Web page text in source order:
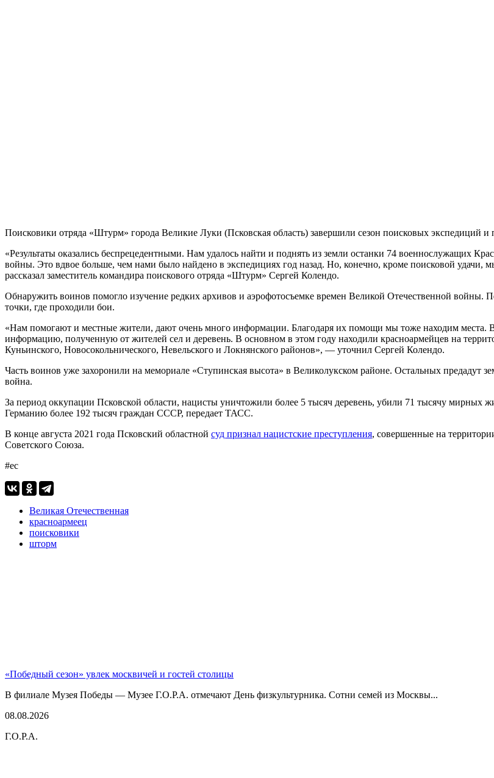
Поисковики отряда «Штурм» города Великие Луки (Псковская область) завершили сезон поисковых экспедиций и
«Результаты оказались беспрецедентными. Нам удалось найти и поднять из земли останки 74 военнослужащих
войны. Это вдвое больше, чем нами было найдено в экспедициях год назад. Но, конечно, кроме поисковой
рассказал заместитель командира поискового отряда «Штурм» Сергей Колендо.
Обнаружить воинов помогло изучение редких архивов и аэрофотосъемке времен Великой Отечественной
точки, где проходили бои.
«Нам помогают и местные жители, дают очень много информации. Благодаря их помощи мы тоже находим места.
информацию, полученную от жителей сел и деревень. В основном в этом году находили красноармейцев на
Куньинского, Новосокольнического, Невельского и Локнянского районов», — уточнил Сергей Колендо.
Часть воинов уже захоронили на мемориале «Ступинская высота» в Великолукском районе. Остальных предадут
война.
За период оккупации Псковской области, нацисты уничтожили более 5 тысяч деревень, убили 71 тысячу мирных
Германию более 192 тысяч граждан СССР, передает ТАСС.
В конце августа 2021 года Псковский областной суд признал нацистские преступления, совершенные на
Советского Союза.
#ес
Великая Отечественная
красноармеец
поисковики
шторм
«Победный сезон» увлек москвичей и гостей столицы
В филиале Музея Победы — Музее Г.О.Р.А. отмечают День физкультурника. Сотни семей из Москвы...
08.08.2026
Г.О.Р.А.